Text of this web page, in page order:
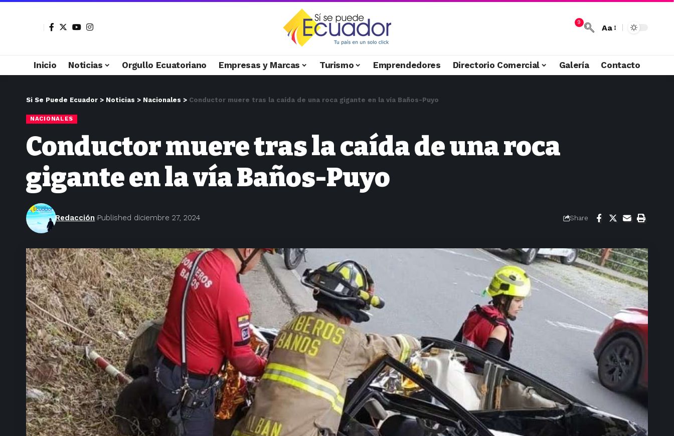
9
Aa
Inicio Noticias Orgullo Ecuatoriano Empresas y Marcas Turismo Emprendedores Directorio Comercial Galería Contacto
Si Se Puede Ecuador > Noticias > Nacionales > Conductor muere tras la caída de una roca gigante en la vía Baños-Puyo
NACIONALES
Conductor muere tras la caída de una roca
gigante en la vía Baños-Puyo
Redacción Published diciembre 27, 2024 Share